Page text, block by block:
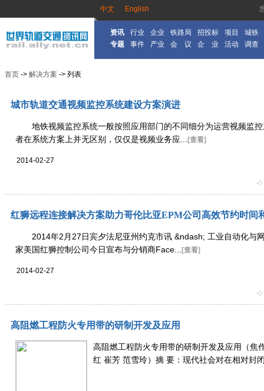
中文 English
资讯 行业 企业 铁路局 招投标 项目
城铁
专题
事件 产业 会 议 企 业 活动 调查
首页 -> 解决方案 -> 列表
城市轨道交通视频监控系统建设方案演进
地铁视频监控系统一般按照应用部门的不同细分为运营视频监控
者在系统方案上并无区别，仅仅是视频业务应...
[查看]
2014-02-27
红狮远程连接解决方案助力哥伦比亚EPM公司高效节约时间
2014年2月27日宾夕法尼亚州约克市讯 &ndash; 工业自动化与
家美国红狮控制公司今日宣布与分销商Face...
[查看]
2014-02-27
高阻燃工程防火专用带的研制开发及应用
高阻燃工程防火专用带的研制开发及应用（焦
红 崔芳 范雪玲）摘 要：现代社会对在相对封